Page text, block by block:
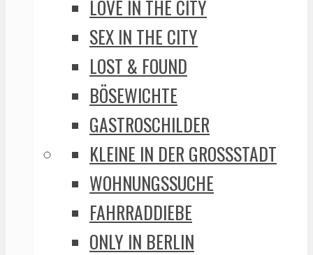
LOVE IN THE CITY
SEX IN THE CITY
LOST & FOUND
BÖSEWICHTE
GASTROSCHILDER
KLEINE IN DER GROSSSTADT
WOHNUNGSSUCHE
FAHRRADDIEBE
ONLY IN BERLIN